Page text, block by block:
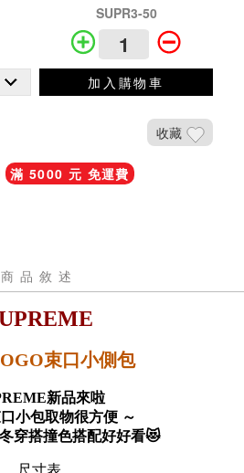
SUPR3-50
加入購物車
收藏
滿 5000 元 免運費
商品敘述